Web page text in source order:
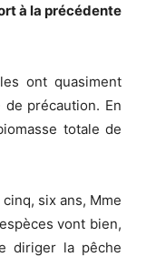
à la précédente
ont quasiment
précaution. En
totale de
six ans, Mme
vont bien,
diriger la pêche